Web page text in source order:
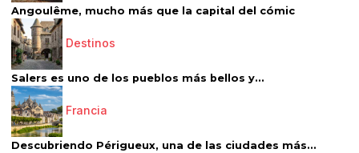
Angoulême, mucho más que la capital del cómic
Destinos
Salers es uno de los pueblos más bellos y...
Francia
Descubriendo Périgueux, una de las ciudades más...